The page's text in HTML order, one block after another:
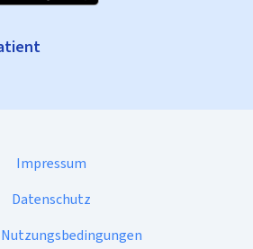
Impressum
Datenschutz
Nutzungsbedingungen